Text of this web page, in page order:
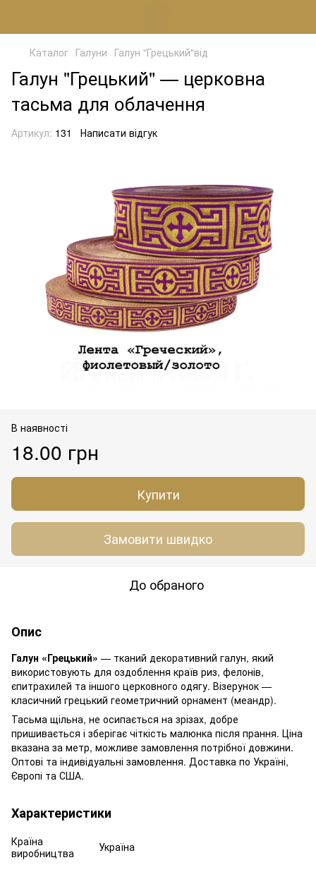
Каталог Галуни Галун "Грецький"від
Галун "Грецький" — церковна
тасьма для облачення
Артикул: 131 Написати відгук
В наявності
18.00 грн
Купити
Замовити швидко
До обраного
Опис
Галун «Грецький» — тканий декоративний галун, який
використовують для оздоблення країв риз, фелонів,
єпитрахилей та іншого церковного одягу. Візерунок —
класичний грецький геометричний орнамент (меандр).
Тасьма щільна, не осипається на зрізах, добре
пришивається і зберігає чіткість малюнка після прання. Ціна
вказана за метр, можливе замовлення потрібної довжини.
Оптові та індивідуальні замовлення. Доставка по Україні,
Європі та США.
Характеристики
Країна
виробництва
Україна